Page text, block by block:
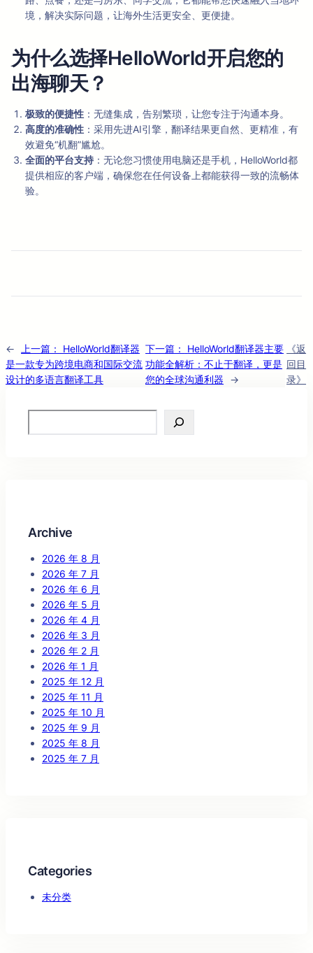
境，解决实际问题，让海外生活更安全、更便捷。
为什么选择HelloWorld开启您的
出海聊天？
极致的便捷性 ：无缝集成，告别繁琐，让您专注于沟通本身。
高度的准确性 ：采用先进AI引擎，翻译结果更自然、更精准，有
效避免“机翻”尴尬。
全面的平台支持 ：无论您习惯使用电脑还是手机，HelloWorld都
提供相应的客户端，确保您在任何设备上都能获得一致的流畅体
验。
← 上一篇：
HelloWorld翻译器
是一款专为跨境电商和国际交流
设计的多语言翻译工具
下一篇：
HelloWorld翻译器主要
功能全解析：不止于翻译，更是
您的全球沟通利器
→
《返
回目
录》
Archive
2026 年 8 月
2026 年 7 月
2026 年 6 月
2026 年 5 月
2026 年 4 月
2026 年 3 月
2026 年 2 月
2026 年 1 月
2025 年 12 月
2025 年 11 月
2025 年 10 月
2025 年 9 月
2025 年 8 月
2025 年 7 月
Categories
未分类